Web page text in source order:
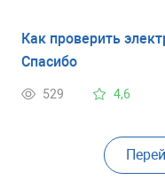
Как проверить
Спасибо
529 4,6